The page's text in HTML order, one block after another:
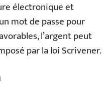
électronique et
mot de passe pour
l’argent peut
par la loi Scrivener.